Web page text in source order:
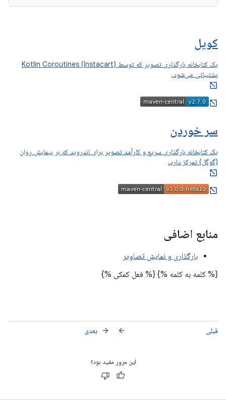
کویل
یک کتابخانه بارگذاری تصویر که توسط Kotlin Coroutines (Instacart)
پشتیبانی می‌شود.
سر خوردن
یک کتابخانه بارگذاری سریع و کارآمد تصویر برای اندروید که بر پیمایش روان
(گوگل) تمرکز دارد.
منابع اضافی
بارگذاری و نمایش تصاویر
{% کلمه به کلمه %} {% فعل کمکی %}
قبلی arrow_back بعدی arrow_forward
این مرور مفید بود؟